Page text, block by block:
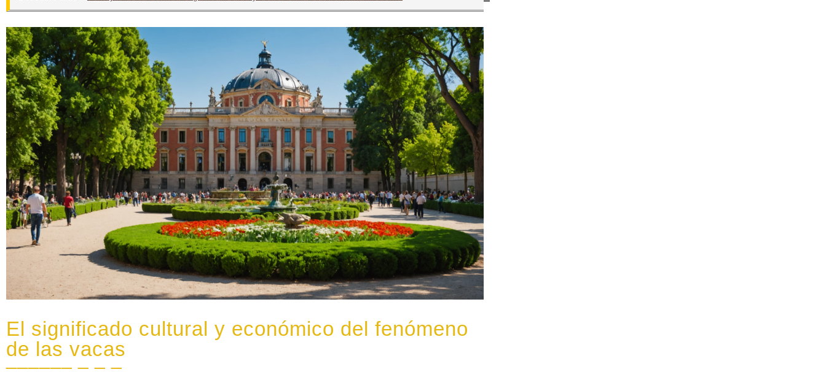
El significado cultural y económico del fenómeno
de las vacas